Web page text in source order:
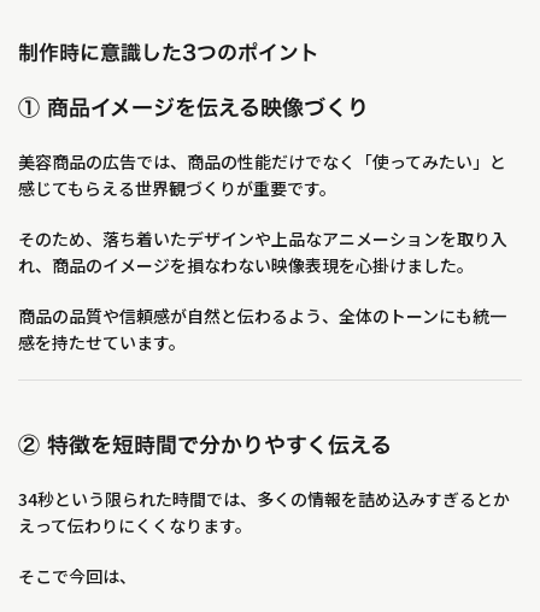
制作時に意識した3つのポイント
① 商品イメージを伝える映像づくり
美容商品の広告では、商品の性能だけでなく「使ってみたい」と
感じてもらえる世界観づくりが重要です。
そのため、落ち着いたデザインや上品なアニメーションを取り入
れ、商品のイメージを損なわない映像表現を心掛けました。
商品の品質や信頼感が自然と伝わるよう、全体のトーンにも統一
感を持たせています。
② 特徴を短時間で分かりやすく伝える
34秒という限られた時間では、多くの情報を詰め込みすぎるとか
えって伝わりにくくなります。
そこで今回は、